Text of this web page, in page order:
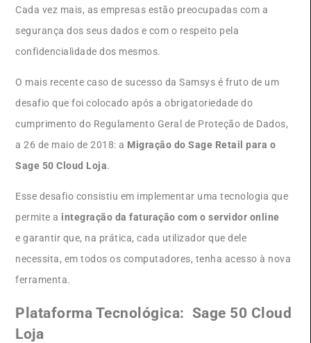
Cada vez mais, as empresas estão preocupadas com a
segurança dos seus dados e com o respeito pela
confidencialidade dos mesmos.
O mais recente caso de sucesso da Samsys é fruto de um
desafio que foi colocado após a obrigatoriedade do
cumprimento do Regulamento Geral de Proteção de Dados,
a 26 de maio de 2018: a Migração do Sage Retail para o
Sage 50 Cloud Loja.
Esse desafio consistiu em implementar uma tecnologia que
permite a integração da faturação com o servidor online
e garantir que, na prática, cada utilizador que dele
necessita, em todos os computadores, tenha acesso à nova
ferramenta.
Plataforma Tecnológica: Sage 50 Cloud
Loja